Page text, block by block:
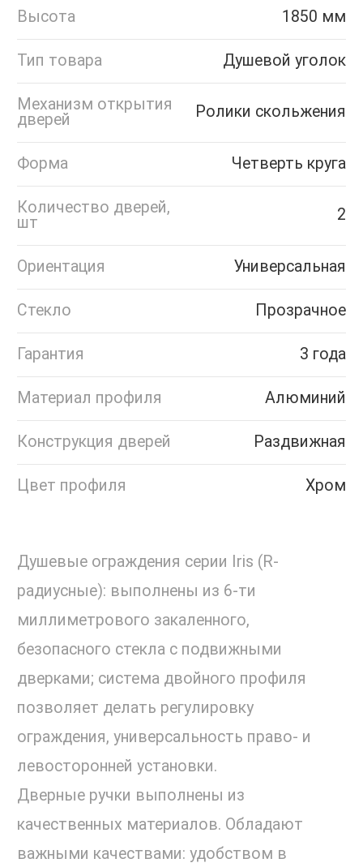
Высота 1850 мм
Тип товара Душевой уголок
Механизм открытия
дверей
Ролики скольжения
Форма Четверть круга
Количество дверей,
шт
2
Ориентация Универсальная
Стекло Прозрачное
Гарантия 3 года
Материал профиля Алюминий
Конструкция дверей Раздвижная
Цвет профиля Хром
Душевые ограждения серии Iris (R-
радиусные): выполнены из 6-ти
миллиметрового закаленного,
безопасного стекла с подвижными
дверками; система двойного профиля
позволяет делать регулировку
ограждения, универсальность право- и
левосторонней установки.
Дверные ручки выполнены из
качественных материалов. Обладают
важными качествами: удобством в